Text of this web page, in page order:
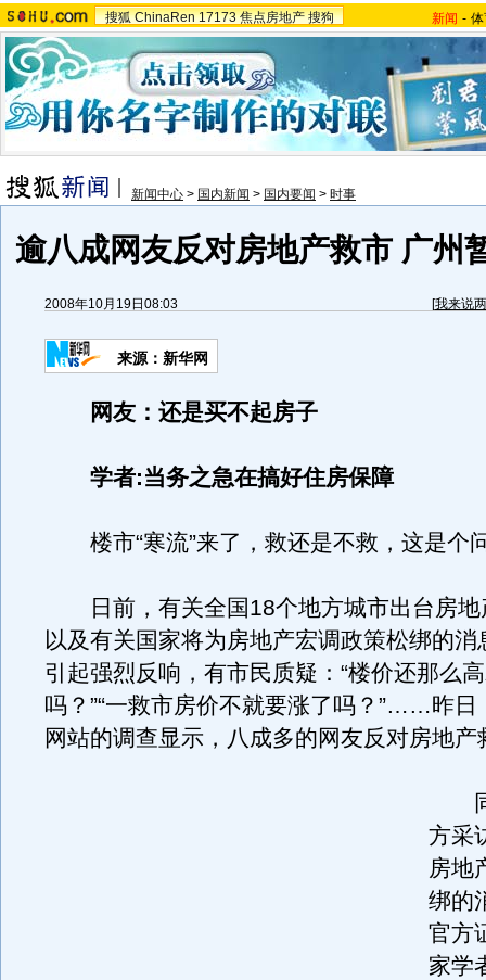
搜狐 ChinaRen 17173 焦点房地产 搜狗 新闻 -
新闻中心 > 国内新闻 > 国内要闻 > 时事
逾八成网友反对房地产救市 广州
2008年10月19日08:03 [我来说
来源：新华网
网友：还是买不起房子
学者:当务之急在搞好住房保障
楼市“寒流”来了，救还是不救，这是个
日前，有关全国18个地方城市出台房地
以及有关国家将为房地产宏调政策松绑的消
引起强烈反响，有市民质疑：“楼价还那么
吗？”“一救市房价不就要涨了吗？”……昨日
网站的调查显示，八成多的网友反对房地产
同
方采
房地
绑的
官方
家学